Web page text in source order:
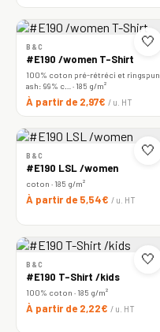
🤍
B&C
#E190 /women T-Shirt
100% coton pré-rétréci et ringspun
ash: 99% c… · 185 g/m²
À partir de 2,97€ / u. HT
🤍
B&C
#E190 LSL /women
coton · 185 g/m²
À partir de 5,54€ / u. HT
🤍
B&C
#E190 T-Shirt /kids
100% coton · 185 g/m²
À partir de 2,22€ / u. HT